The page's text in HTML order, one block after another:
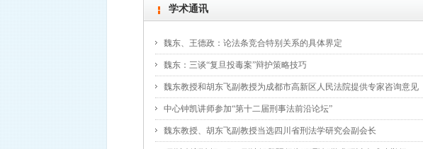
学术通讯
魏东、王德政：论法条竞合特别关系的具体界定
魏东：三谈“复旦投毒案”辩护策略技巧
魏东教授和胡东飞副教授为成都市高新区人民法院提供专家咨询意见
中心钟凯讲师参加“第十二届刑事法前沿论坛”
魏东教授、胡东飞副教授当选四川省刑法学研究会副会长